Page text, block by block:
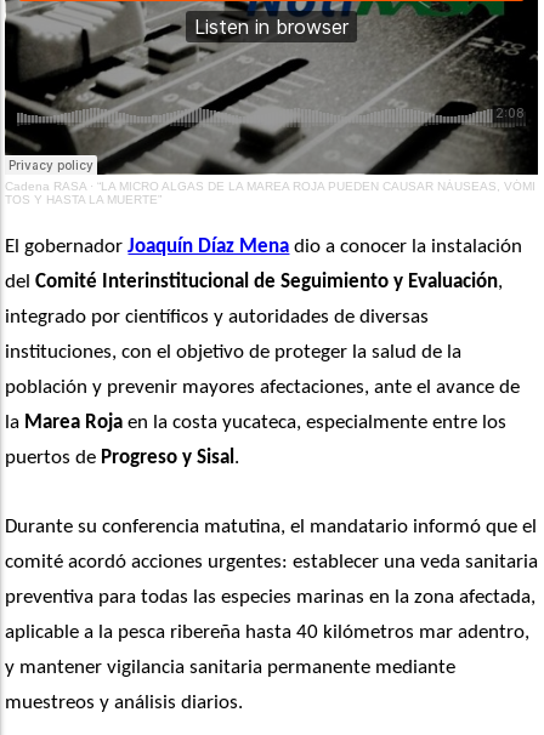
Cadena RASA ·“LA MICRO ALGAS DE LA MAREA ROJA PUEDEN CAUSAR NÁUSEAS, VÓMI
TOS Y HASTA LA MUERTE”
El gobernador Joaquín Díaz Mena dio a conocer la instalación
del Comité Interinstitucional de Seguimiento y Evaluación,
integrado por científicos y autoridades de diversas
instituciones, con el objetivo de proteger la salud de la
población y prevenir mayores afectaciones, ante el avance de
la Marea Roja en la costa yucateca, especialmente entre los
puertos de Progreso y Sisal.
Durante su conferencia matutina, el mandatario informó que el
comité acordó acciones urgentes: establecer una veda sanitaria
preventiva para todas las especies marinas en la zona afectada,
aplicable a la pesca ribereña hasta 40 kilómetros mar adentro,
y mantener vigilancia sanitaria permanente mediante
muestreos y análisis diarios.